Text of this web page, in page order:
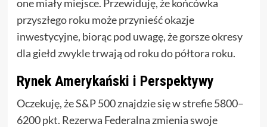
one miały miejsce. Przewiduję, że końcówka
przyszłego roku może przynieść okazje
inwestycyjne, biorąc pod uwagę, że gorsze okresy
dla giełd zwykle trwają od roku do półtora roku.
Rynek Amerykański i Perspektywy
Oczekuję, że S&P 500 znajdzie się w strefie 5800–
6200 pkt. Rezerwa Federalna zmienia swoje